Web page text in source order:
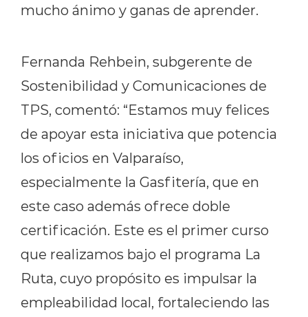
mucho ánimo y ganas de aprender.
Fernanda Rehbein, subgerente de
Sostenibilidad y Comunicaciones de
TPS, comentó: “Estamos muy felices
de apoyar esta iniciativa que potencia
los oficios en Valparaíso,
especialmente la Gasfitería, que en
este caso además ofrece doble
certificación. Este es el primer curso
que realizamos bajo el programa La
Ruta, cuyo propósito es impulsar la
empleabilidad local, fortaleciendo las